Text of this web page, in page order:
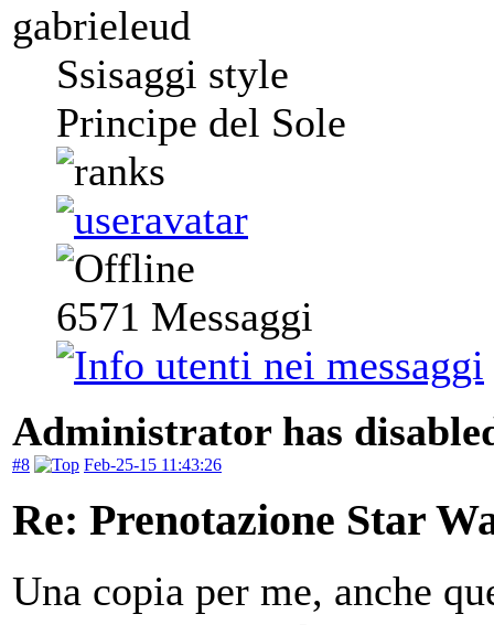
gabrieleud
Ssisaggi style
Principe del Sole
6571 Messaggi
Administrator has
#8 Feb-25-15 11:43:26
Re: Prenotazione Star
Una copia per me, anche